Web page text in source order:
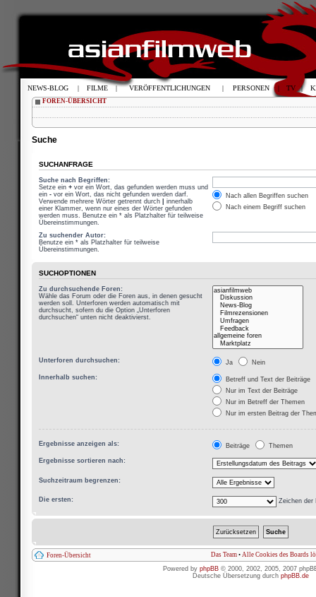
FOREN-ÜBERSICHT
Suche
SUCHANFRAGE
Suche nach Begriffen:
Setze ein + vor ein Wort, das gefunden werden muss und
ein - vor ein Wort, das nicht gefunden werden darf.
Verwende mehrere Wörter getrennt durch
innerhalb
einer Klammer, wenn nur eines der Wörter gefunden
werden muss. Benutze ein * als Platzhalter für teilweise
Übereinstimmungen.
Nach allen Begriffen suchen
Nach einem Begriff suchen
Zu suchender Autor:
Benutze ein * als Platzhalter für teilweise
Übereinstimmungen.
SUCHOPTIONEN
Zu durchsuchende Foren:
Wähle das Forum oder die Foren aus, in denen gesucht
werden soll. Unterforen werden automatisch mit
durchsucht, sofern du die Option „Unterforen
durchsuchen“ unten nicht deaktivierst.
Unterforen durchsuchen: Ja Nein
Innerhalb suchen:
Betreff und Text der Beiträge
Nur im Text der Beiträge
Nur im Betreff der Themen
Nur im ersten Beitrag der
Ergebnisse anzeigen als: Beiträge Themen
Ergebnisse sortieren nach:
Suchzeitraum begrenzen:
Die ersten: Zeichen der
Foren-Übersicht Das Team • Alle Cookies des Boards
Powered by phpBB © 2000, 2002, 2005, 2007
Deutsche Übersetzung durch phpBB.de
NEWS-BLOG | FILME | VERÖFFENTLICHUNGEN | PERSONEN | TV |